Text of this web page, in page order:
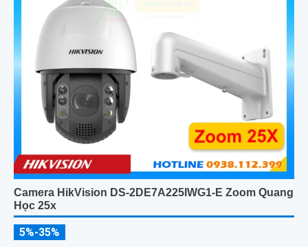
Camera HikVision DS-2DE7A225IWG1-E Zoom Quang
Học 25x
5%-35%